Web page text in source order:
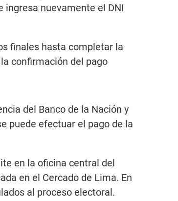
ingresa nuevamente el DNI
finales hasta completar la
confirmación del pago
del Banco de la Nación y
puede efectuar el pago de la
en la oficina central del
en el Cercado de Lima. En
al proceso electoral.